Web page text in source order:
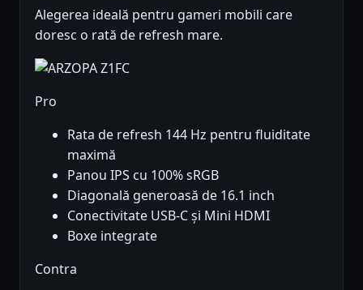
Alegerea ideală pentru gameri mobili care
doresc o rată de refresh mare.
Pro
Rata de refresh 144 Hz pentru fluiditate
maximă
Panou IPS cu 100% sRGB
Diagonală generoasă de 16.1 inch
Conectivitate USB-C și Mini HDMI
Boxe integrate
Contra